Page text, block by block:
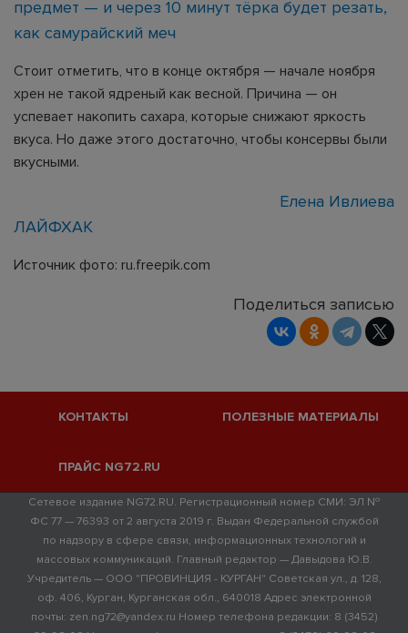
предмет — и через 10 минут тёрка будет резать,
как самурайский меч
Стоит отметить, что в конце октября — начале ноября
хрен не такой ядреный как весной. Причина — он
успевает накопить сахара, которые снижают яркость
вкуса. Но даже этого достаточно, чтобы консервы были
вкусными.
Елена Ивлиева
ЛАЙФХАК
Источник фото: ru.freepik.com
Поделиться записью
КОНТАКТЫ ПОЛЕЗНЫЕ МАТЕРИАЛЫ
ПРАЙС NG72.RU
Сетевое издание NG72.RU. Регистрационный номер СМИ: ЭЛ №
ФС 77 — 76393 от 2 августа 2019 г. Выдан Федеральной службой
по надзору в сфере связи, информационных технологий и
массовых коммуникаций. Главный редактор — Давыдова Ю.В.
Учредитель — ООО "ПРОВИНЦИЯ - КУРГАН" Советская ул., д. 128,
оф. 406, Курган, Курганская обл., 640018 Адрес электронной
почты: zen.ng72@yandex.ru Номер телефона редакции: 8 (3452)